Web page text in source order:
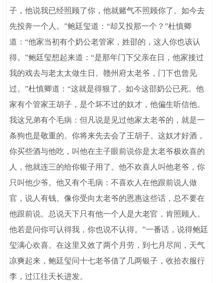
子，他说我已经照顾了你，他就赌气不照顾你了。如今去
先投奔一个人。”鲍廷玺道：“却又投那一个？”杜慎卿
道：“他家当初有个奶公老管家，姓邵的，这人你也该认
得。”鲍廷玺想起来道：“是那年门下父亲在日，他家接过
我的戏去与老太太做生日。赣州府太老爷，门下也曾见
过。”杜慎卿道：“这就是得狠了。如今这邵奶公已死。他
家有个管家王胡子，是个坏不过的奴才，他偏生听信他。
我这兄弟有个毛病：但凡说是见过他家太老爷的，就是一
条狗也是敬重的。你将来先去会了王胡子。这奴才好酒，
你买些酒与他吃，叫他在主子眼前说你是太老爷极欢喜的
人，他就连三的给你银子用了。他不欢喜人叫他老爷，你
只叫他少爷。他又有个毛病：不喜欢人在他跟前说人做
官，说人有钱。像你受向太老爷的恩惠这些话，总不要在
他跟前说。总说天下只有他一个人是大老官，肯照顾人。
他若是问你可认得我，你也说不认得。”一番话，说得鲍廷
玺满心欢喜。在这里又效了两个月劳，到七月尽间，天气
凉爽起来，鲍廷玺问十七老爷借了几两银子，收拾衣服行
李，过江往天长进发。